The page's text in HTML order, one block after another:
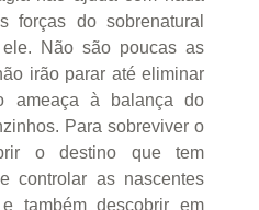
forças do sobrenatural
Não são poucas as
irão parar até eliminar
ameaça à balança do
Para sobreviver o
o destino que tem
controlar as nascentes
também descobrir em